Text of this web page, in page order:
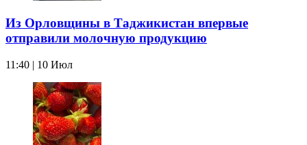
Из Орловщины в Таджикистан впервые
отправили молочную продукцию
11:40 | 10 Июл